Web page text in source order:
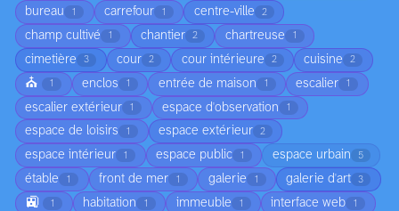
bureau 1 carrefour 1 centre-ville 2
champ cultivé 1 chantier 2 chartreuse 1
cimetière 3 cour 2 cour intérieure 2 cuisine 2
⛪ 1 enclos 1 entrée de maison 1 escalier 1
escalier extérieur 1 espace d'observation 1
espace de loisirs 1 espace extérieur 2
espace intérieur 1 espace public 1 espace urbain 5
étable 1 front de mer 1 galerie 1 galerie d'art 3
🚉 1 habitation 1 immeuble 1 interface web 1